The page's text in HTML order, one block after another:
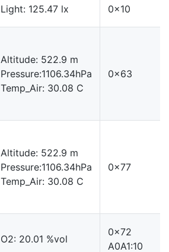
Light: 125.47 lx 0x10
Altitude: 522.9 m
Pressure:1106.34hPa
Temp_Air: 30.08 C
0x63
Altitude: 522.9 m
Pressure:1106.34hPa
Temp_Air: 30.08 C
0x77
O2: 20.01 %vol
0x72
A0A1:10